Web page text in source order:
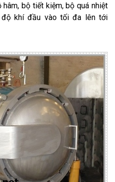
bộ tiết kiệm, bộ quá nhiệt
độ khí đầu vào tối đa lên tới